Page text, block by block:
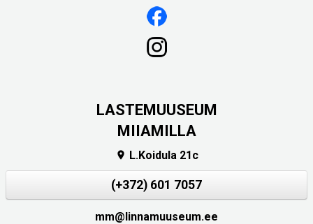
LASTEMUUSEUM
MIIAMILLA
 L.Koidula 21c
(+372) 601 7057
mm@linnamuuseum.ee